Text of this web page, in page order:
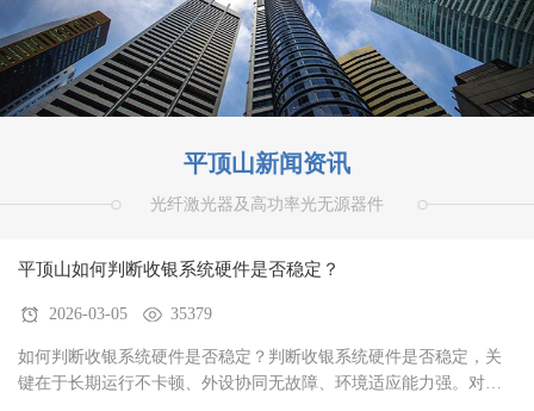
平顶山新闻资讯
光纤激光器及高功率光无源器件
平顶山如何判断收银系统硬件是否稳定？
2026-03-05 35379
如何判断收银系统硬件是否稳定？判断收银系统硬件是否稳定，关
键在于‌长期运行不卡顿、外设协同无故障、环境适应能力强‌。对于